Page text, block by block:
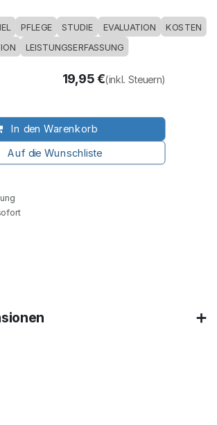
PFLEGE STUDIE EVALUATION KOSTEN
LEISTUNGSERFASSUNG
In den Warenkorb
Auf die Wunschliste
19,95€(inkl. Steuern)